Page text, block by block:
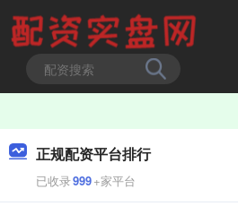
正规配资平台排行
已收录999+家平台